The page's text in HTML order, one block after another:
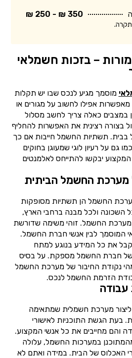
350 ₪ - 250 ₪
תקרה.
– בזכות חשמלאי
מוסמך מגיע לנכס שבו יש תקלות
אפילו לחשוב על מגורים או
במצבים כאלה צריך לחשב מסלול
בצורה רצינית את האפשרות להחליף
תשתיות החשמל חייבות אם כך
גם על רעיון לוגי שמעוגן בחוקים
המקצוע יבקשו להתייחס לאלמנטים
מערכת החשמל הביתית
החשמל הן תשתיות מסופקות
השכונה ולכל מבנה ברחבי הארץ,
החשמל. זוהי משימה שדורשת
המוסמך לבין אנשי חברת החשמל.
את כל המידע בנוגע למתח
של חברת החשמל מספקת. על בסיס
נקודת החיבור של מערכת החשמל
הזרמת החשמל לנכס.
עבודה
מערכת חשמלית שמתאימה
בעת הגשת התוכניות לאישורי
והם מחייבים את כל אנשי המקצוע.
במערכות החשמל, עלולה
האכלוס של הבית. במידה ואתם לא